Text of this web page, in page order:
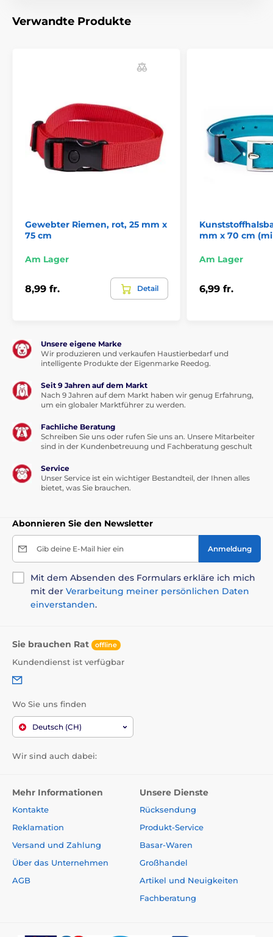
Trainigshalsbänder Zubehör
Verwandte Produkte
Gewebter Riemen, rot, 25 mm x
75 cm
Am Lager
8,99 fr. Detail
mm x 70 cm
Am Lager
6,99 fr.
Unsere eigene Marke
Wir produzieren und verkaufen Haustierbedarf und
intelligente Produkte der Eigenmarke Reedog.
Seit 9 Jahren auf dem Markt
Nach 9 Jahren auf dem Markt haben wir genug Erfahrung,
um ein globaler Marktführer zu werden.
Fachliche Beratung
Schreiben Sie uns oder rufen Sie uns an. Unsere Mitarbeiter
sind in der Kundenbetreuung und Fachberatung geschult
Service
Unser Service ist ein wichtiger Bestandteil, der Ihnen alles
bietet, was Sie brauchen.
Abonnieren Sie den Newsletter
Gib deine E-Mail hier ein Anmeldung
Mit dem Absenden des Formulars erkläre ich mich
mit der Verarbeitung meiner persönlichen Daten
einverstanden.
Sie brauchen Rat offline
Kundendienst ist verfügbar
Wo Sie uns finden
Deutsch (CH)
Wir sind auch dabei:
Mehr Informationen
Kontakte
Reklamation
Versand und Zahlung
Über das Unternehmen
AGB
Unsere Dienste
Rücksendung
Produkt-Service
Basar-Waren
Großhandel
Artikel und Neuigkeiten
Fachberatung